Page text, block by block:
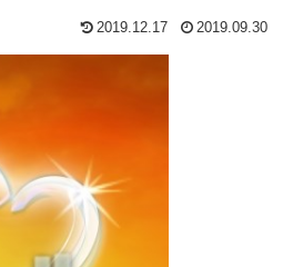
2019.12.17 2019.09.30